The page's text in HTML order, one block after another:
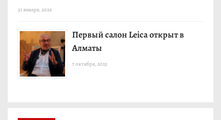
31 января, 2026
Первый салон Leica открыт в
Алматы
7 октября, 2025